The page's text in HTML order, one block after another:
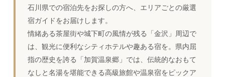
石川県での宿泊先をお探しの方へ、エリアごとの厳選
宿ガイドをお届けします。
情緒ある茶屋街や城下町の風情が残る「金沢」周辺で
は、観光に便利なシティホテルや趣ある宿を。県内屈
指の歴史を誇る「加賀温泉郷」では、伝統的なおもて
なしと名湯を堪能できる高級旅館や温泉宿をピックア